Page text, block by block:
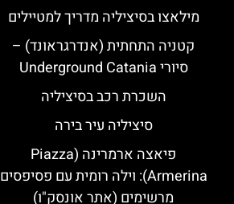
מילאצו בסיציליה מדריך למטיילים
קטניה התחתית (אנדרגראונד) –
סיורי Underground Catania
השכרת רכב בסיציליה
סיציליה עיר בירה
פיאצה ארמרינה (Piazza
Armerina): וילה רומית עם פסיפסים
מרשימים (אתר אונסק"ו)